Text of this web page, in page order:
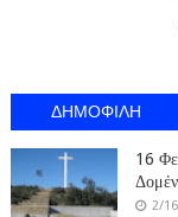
ΔΗΜΟΦΙΛΗ
16
2/